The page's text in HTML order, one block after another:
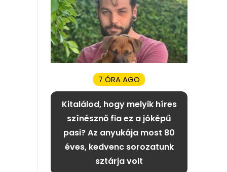
7 ÓRA AGO
Kitalálod, hogy melyik híres
színésznő fia ez a jóképű
pasi? Az anyukája most 80
éves, kedvenc sorozatunk
sztárja volt